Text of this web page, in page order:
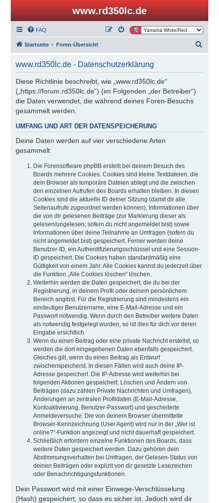
www.rd350lc.de
FAQ
Startseite Foren-Übersicht
www.rd350lc.de - Datenschutzerklärung
Diese Richtlinie beschreibt, wie „www.rd350lc.de“
(„https://forum.rd350lc.de“) (im Folgenden „der Betreiber“)
die Daten verwendet, die während deines Foren-Besuchs
gesammelt werden.
UMFANG UND ART DER DATENSPEICHERUNG
Deine Daten werden auf vier verschiedene Arten
gesammelt:
Die Forensoftware phpBB erstellt bei deinem Besuch des
Boards mehrere Cookies. Cookies sind kleine Textdateien, die
dein Browser als temporäre Dateien ablegt und die zwischen
den einzelnen Aufrufen des Boards erhalten bleiben. In diesen
Cookies sind die aktuelle ID deiner Sitzung (damit dir alle
Seitenaufrufe zugeordnet werden können), Informationen über
die von dir gelesenen Beiträge (zur Markierung dieser als
gelesen/ungelesen; sofern du nicht angemeldet bist) sowie
Informationen über deine Teilnahme an Umfragen (sofern du
nicht angemeldet bist) gespeichert. Ferner werden deine
Benutzer-ID, ein Authentifizierungsschlüssel und eine Session-
ID gespeichert. Die Cookies haben standardmäßig eine
Gültigkeit von einem Jahr. Alle Cookies kannst du jederzeit über
die Funktion „Alle Cookies löschen“ löschen.
Weiterhin werden die Daten gespeichert, die du bei der
Registrierung, in deinem Profil oder deinem persönlichem
Bereich angibst. Für die Registrierung sind mindestens ein
eindeutiger Benutzername, eine E-Mail-Adresse und ein
Passwort notwendig. Wenn durch den Betreiber weitere Daten
als notwendig festgelegt wurden, so ist dies für dich vor deren
Eingabe ersichtlich.
Wenn du einen Beitrag oder eine private Nachricht erstellst, so
werden die dort eingegebenen Daten ebenfalls gespeichert.
Gleiches gilt, wenn du einen Beitrag als Entwurf
zwischenspeicherst. In diesen Fällen wird auch deine IP-
Adresse gespeichert. Die IP-Adresse wird weiterhin bei
folgenden Aktionen gespeichert: Löschen und Ändern von
Beiträgen (dazu zählen Private Nachrichten und Umfragen),
Änderungen an zentralen Profildaten (E-Mail-Adresse,
Kontoaktivierung, Benutzer-Passwort) und gescheiterte
Anmeldeversuche. Die von deinem Browser übermittelte
Browser-Kennzeichnung (User Agent) wird nur in der „Wer ist
online?“-Funktion angezeigt und nicht dauerhaft gespeichert.
Schließlich erfordern einzelne Funktionen des Boards, dass
weitere Daten gespeichert werden. Dazu gehören dein
Abstimmungsverhalten bei Umfragen, der Gelesen-Status von
deinen Beiträgen oder explizit von dir gesetzte Lesezeichen
oder Benachrichtigungsfunktionen.
Dein Passwort wird mit einer Einwege-Verschlüsselung
(Hash) gespeichert, so dass es sicher ist. Jedoch wird dir